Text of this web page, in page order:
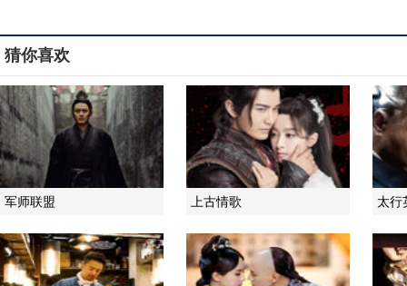
猜你喜欢
军师联盟 上古情歌 太行